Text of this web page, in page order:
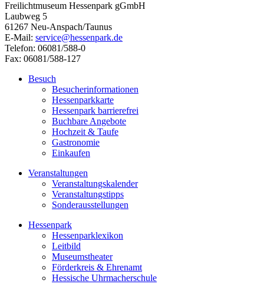
Freilichtmuseum Hessenpark gGmbH
Laubweg 5
61267 Neu-Anspach/Taunus
E-Mail: service@hessenpark.de
Telefon: 06081/588-0
Fax: 06081/588-127
Besuch
Besucherinformationen
Hessenparkkarte
Hessenpark barrierefrei
Buchbare Angebote
Hochzeit & Taufe
Gastronomie
Einkaufen
Veranstaltungen
Veranstaltungskalender
Veranstaltungstipps
Sonderausstellungen
Hessenpark
Hessenparklexikon
Leitbild
Museumstheater
Förderkreis & Ehrenamt
Hessische Uhrmacherschule